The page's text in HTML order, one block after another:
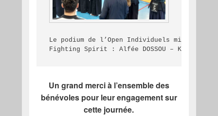
Le podium de l’Open Individuels mixte : de
Fighting Spirit : Alfée DOSSOU – KCP
Un grand merci à l’ensemble des
bénévoles pour leur engagement sur
cette journée.